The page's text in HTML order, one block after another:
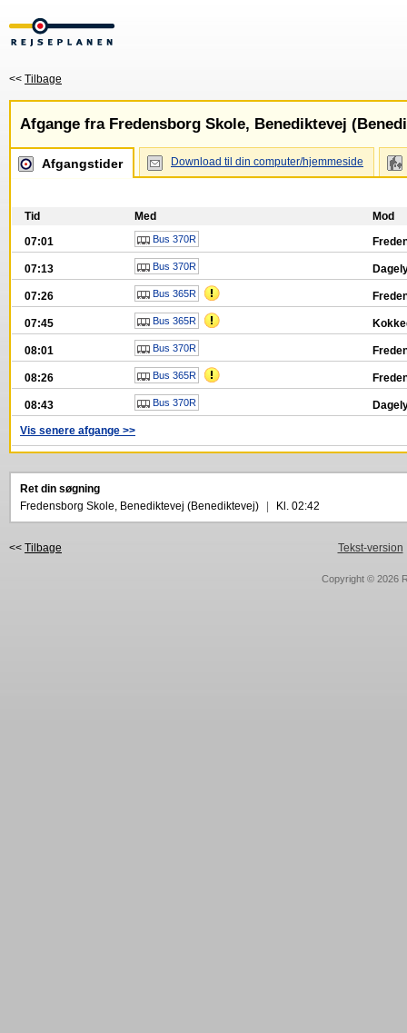
<< Tilbage
Afgange fra Fredensborg Skole, Benediktevej
Afgangstider Download til din computer/hjemmeside
Tid Med
Mod
07:01
Bus 370R
07:13 Bus 370R
07:26 Bus 365R
07:45 Bus 365R
08:01 Bus 370R
08:26 Bus 365R
08:43 Bus 370R
Vis senere afgange >>
Ret din søgning
Fredensborg Skole, Benediktevej (Benediktevej)
Kl. 02:42
<< Tilbage Tekst-version
Copyright © 2026